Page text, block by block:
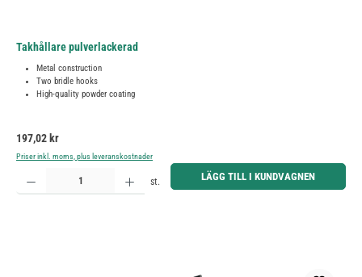
Takhållare pulverlackerad
Metal construction
Two bridle hooks
High-quality powder coating
Ordinarie pris:
197,02 kr
Priser inkl. moms, plus leveranskostnader
Produktkvantitet: Ange önskat belopp eller använd knapparna för att öka eller minska kvantiteten.
st. LÄGG TILL I KUNDVAGNEN